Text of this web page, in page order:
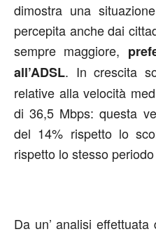
dimostra una
percepita anche dai
sempre maggiore,
all’ADSL. In crescita
relative alla velocità
di 36,5 Mbps: questa
del 14% rispetto lo
rispetto lo stesso
Da un’ analisi